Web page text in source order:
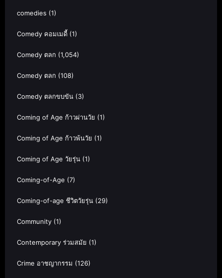
comedies (1)
Comedy คอมเมดี้ (1)
Comedy ตลก (1,054)
Comedy ตลก (108)
Comedy ตลกขบขัน (3)
Coming of Age ก้าวผ่านวัย (1)
Coming of Age ก้าวพ้นวัย (1)
Coming of Age วัยรุ่น (1)
Coming-of-Age (7)
Coming-of-age ชีวิตวัยรุ่น (29)
Community (1)
Contemporary ร่วมสมัย (1)
Crime อาชญากรรม (126)